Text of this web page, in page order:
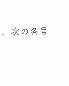
次の各号